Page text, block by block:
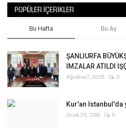
POPÜLER İÇERIKLER
Bu Hafta Bu Ay
ŞANLIURFA
İMZALAR ATILDI
Ağustos 7, 2026 0
Kur'an İstanbul'da
Ocak 29, 2010 0